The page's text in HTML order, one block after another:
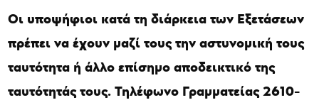
Οι υποψήφιοι κατά τη διάρκεια των Εξετάσεων
πρέπει να έχουν μαζί τους την αστυνομική τους
ταυτότητα ή άλλο επίσημο αποδεικτικό της
ταυτότητάς τους. Τηλέφωνο Γραμματείας 2610-